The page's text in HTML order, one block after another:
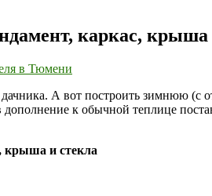
каркас, крыша
А вот построить зимнюю
дополнение к обычной теплице